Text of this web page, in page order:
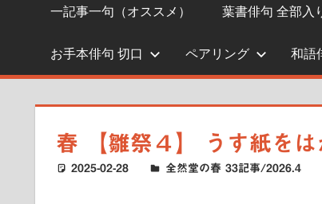
プ
一記事一句（オススメ） 葉書俳句 全部入
お手本俳句 切口 ペアリング 和語
春 【雛祭４】 うす紙を
2025-02-28 ハードエッジ
全然堂の春 33記事/2026.4